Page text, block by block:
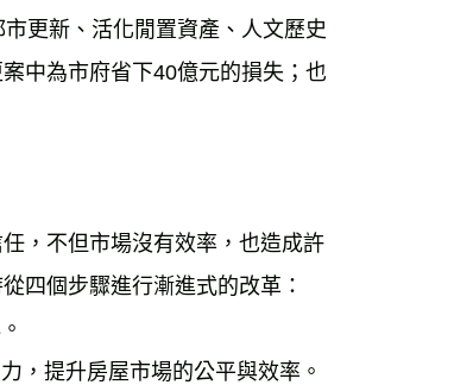
更新、活化閒置資產、人文歷史
中為市府省下40億元的損失；也
，不但市場沒有效率，也造成許
四個步驟進行漸進式的改革：
，提升房屋市場的公平與效率。